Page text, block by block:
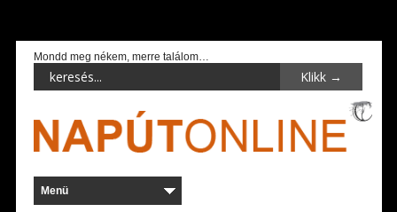
Mondd meg nékem, merre találom…